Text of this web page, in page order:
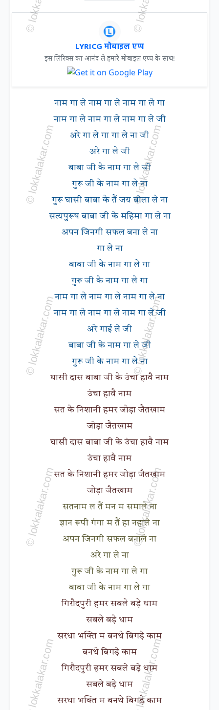
LYRICG मोबाइल एप्प
इस लिरिक्स का आनंद ले हमारे मोबाइल एप्प के साथ!
नाम गा ले नाम गा ले नाम गा ले गा
नाम गा ले नाम गा ले नाम गा ले जी
अरे गा ले गा गा ले ना जी
अरे गा ले जी
बाबा जी के नाम गा ले जी
गुरू जी के नाम गा ले ना
गुरू घासी बाबा के तैं जय बोला ले ना
सत्यपुरूष बाबा जी के महिमा गा ले ना
अपन जिनगी सफल बना ले ना
गा ले ना
बाबा जी के नाम गा ले गा
गुरू जी के नाम गा ले गा
नाम गा ले नाम गा ले नाम गा ले ना
नाम गा ले नाम गा ले नाम गा ले जी
अरे गाई ले जी
बाबा जी के नाम गा ले जी
गुरू जी के नाम गा ले ना
घासी दास बाबा जी के उंचा हावै नाम
उंचा हावै नाम
सत के निशानी हमर जोड़ा जैतखाम
जोड़ा जैतखाम
घासी दास बाबा जी के उंचा हावै नाम
उंचा हावै नाम
सत के निशानी हमर जोड़ा जैतखाम
जोड़ा जैतखाम
सतनाम ल तैं मन म समाले ना
ज्ञान रूपी गंगा म तैं हा नहाले ना
अपन जिनगी सफल बनाले ना
अरे गा ले ना
गुरू जी के नाम गा ले गा
बाबा जी के नाम गा ले गा
गिरौदपुरी हमर सबले बड़े धाम
सबले बड़े धाम
सरधा भक्ति म बनथे बिगड़े काम
बनथे बिगड़े काम
गिरौदपुरी हमर सबले बड़े धाम
सबले बड़े धाम
सरधा भक्ति म बनथे बिगड़े काम